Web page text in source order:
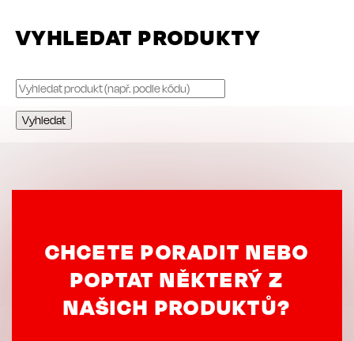
VYHLEDAT PRODUKTY
CHCETE PORADIT NEBO
POPTAT NĚKTERÝ Z
NAŠICH PRODUKTŮ?